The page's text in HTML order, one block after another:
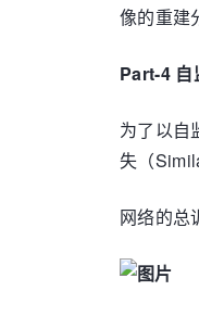
像的重建
Part-4 自
为了以自
失（
网络的总